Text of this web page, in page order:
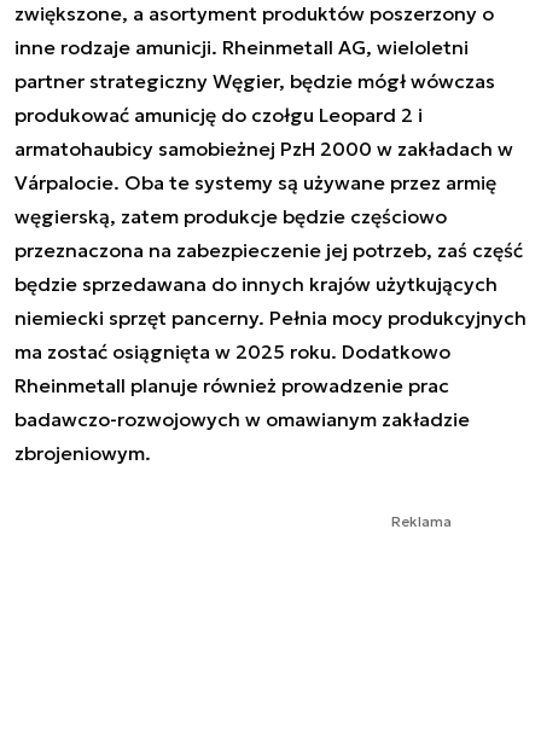
zwiększone, a asortyment produktów poszerzony o
inne rodzaje amunicji. Rheinmetall AG, wieloletni
partner strategiczny Węgier, będzie mógł wówczas
produkować amunicję do czołgu Leopard 2 i
armatohaubicy samobieżnej PzH 2000 w zakładach w
Várpalocie. Oba te systemy są używane przez armię
węgierską, zatem produkcje będzie częściowo
przeznaczona na zabezpieczenie jej potrzeb, zaś część
będzie sprzedawana do innych krajów użytkujących
niemiecki sprzęt pancerny. Pełnia mocy produkcyjnych
ma zostać osiągnięta w 2025 roku. Dodatkowo
Rheinmetall planuje również prowadzenie prac
badawczo-rozwojowych w omawianym zakładzie
zbrojeniowym.
Reklama